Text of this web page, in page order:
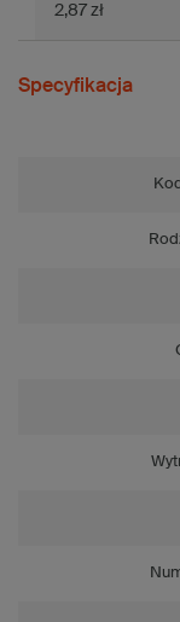
2,87 zł
Specyfikacja